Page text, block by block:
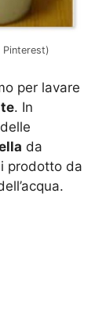
per lavare
. In
da
prodotto da